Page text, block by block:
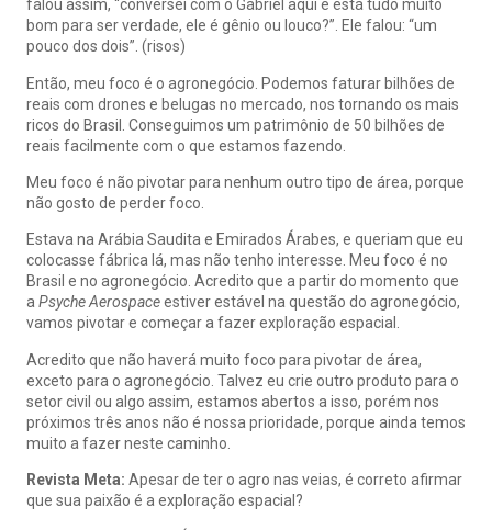
falou assim, “conversei com o Gabriel aqui e está tudo muito
bom para ser verdade, ele é gênio ou louco?”. Ele falou: “um
pouco dos dois”. (risos)
Então, meu foco é o agronegócio. Podemos faturar bilhões de
reais com drones e belugas no mercado, nos tornando os mais
ricos do Brasil. Conseguimos um patrimônio de 50 bilhões de
reais facilmente com o que estamos fazendo.
Meu foco é não pivotar para nenhum outro tipo de área, porque
não gosto de perder foco.
Estava na Arábia Saudita e Emirados Árabes, e queriam que eu
colocasse fábrica lá, mas não tenho interesse. Meu foco é no
Brasil e no agronegócio. Acredito que a partir do momento que
aPsyche Aerospaceestiver estável na questão do agronegócio,
vamos pivotar e começar a fazer exploração espacial.
Acredito que não haverá muito foco para pivotar de área,
exceto para o agronegócio. Talvez eu crie outro produto para o
setor civil ou algo assim, estamos abertos a isso, porém nos
próximos três anos não é nossa prioridade, porque ainda temos
muito a fazer neste caminho.
Revista Meta: Apesar de ter o agro nas veias, é correto afirmar
que sua paixão é a exploração espacial?